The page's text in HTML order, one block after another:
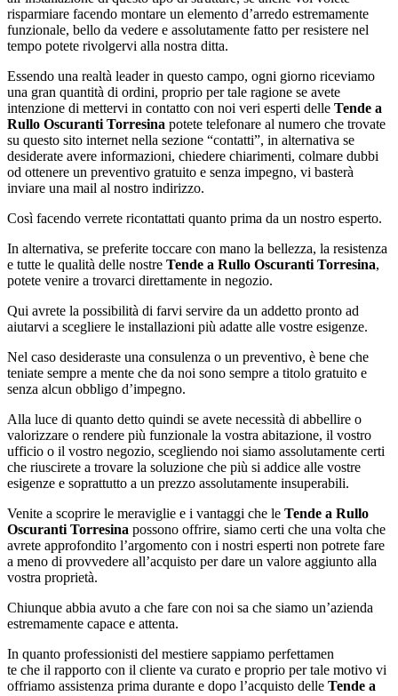
risparmiare facendo montare un elemento d’arredo estremamente
funzionale, bello da vedere e assolutamente fatto per resistere nel
tempo potete rivolgervi alla nostra ditta.
Essendo una realtà leader in questo campo, ogni giorno riceviamo
una gran quantità di ordini, proprio per tale ragione se avete
intenzione di mettervi in contatto con noi veri esperti delle Tende a
Rullo Oscuranti Torresina potete telefonare al numero che trovate
su questo sito internet nella sezione “contatti”, in alternativa se
desiderate avere informazioni, chiedere chiarimenti, colmare dubbi
od ottenere un preventivo gratuito e senza impegno, vi basterà
inviare una mail al nostro indirizzo.
Così facendo verrete ricontattati quanto prima da un nostro esperto.
In alternativa, se preferite toccare con mano la bellezza, la resistenza
e tutte le qualità delle nostre Tende a Rullo Oscuranti Torresina,
potete venire a trovarci direttamente in negozio.
Qui avrete la possibilità di farvi servire da un addetto pronto ad
aiutarvi a scegliere le installazioni più adatte alle vostre esigenze.
Nel caso desideraste una consulenza o un preventivo, è bene che
teniate sempre a mente che da noi sono sempre a titolo gratuito e
senza alcun obbligo d’impegno.
Alla luce di quanto detto quindi se avete necessità di abbellire o
valorizzare o rendere più funzionale la vostra abitazione, il vostro
ufficio o il vostro negozio, scegliendo noi siamo assolutamente certi
che riuscirete a trovare la soluzione che più si addice alle vostre
esigenze e soprattutto a un prezzo assolutamente insuperabili.
Venite a scoprire le meraviglie e i vantaggi che le Tende a Rullo
Oscuranti Torresina possono offrire, siamo certi che una volta che
avrete approfondito l’argomento con i nostri esperti non potrete fare
a meno di provvedere all’acquisto per dare un valore aggiunto alla
vostra proprietà.
Chiunque abbia avuto a che fare con noi sa che siamo un’azienda
estremamente capace e attenta.
In quanto professionisti del mestiere sappiamo perfettamen
te che il rapporto con il cliente va curato e proprio per tale motivo vi
offriamo assistenza prima durante e dopo l’acquisto delle Tende a